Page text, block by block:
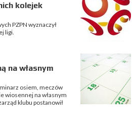
kolejek
PZPN wyznaczył
ligi.
na własnym
osiem, meczów
wiosennej na własnym
klubu postanowił